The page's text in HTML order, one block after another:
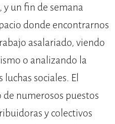
y un fin de semana
donde encontrarnos
asalariado, viendo
o analizando la
sociales. El
numerosos puestos
y colectivos